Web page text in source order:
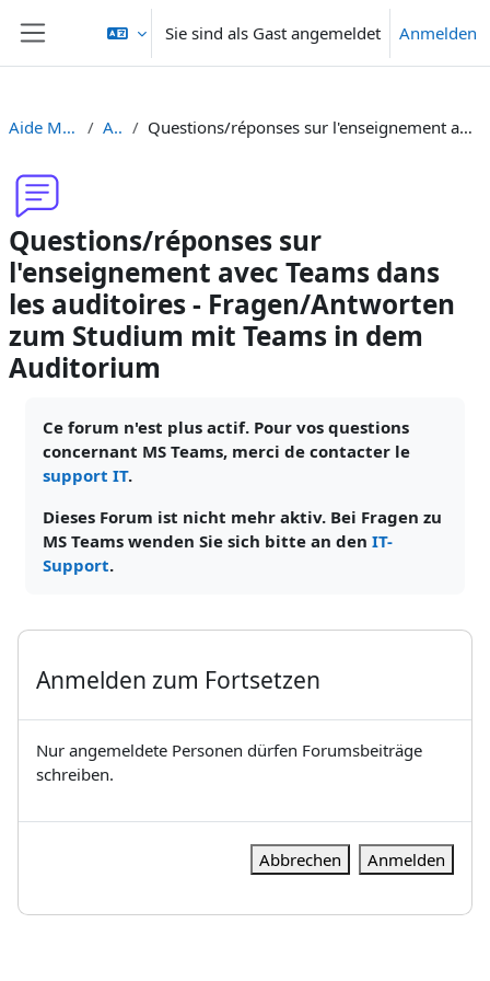
Website-Übersicht
Sie sind als Gast angemeldet Anmelden
Aide Moodle - Moodle Hilfe Allgemeines Questions/réponses sur l'enseignement avec Teams dans les auditoires - Fragen/Antworten zum Studium mit Teams in dem Auditorium
Questions/réponses sur
l'enseignement avec Teams dans
les auditoires - Fragen/Antworten
zum Studium mit Teams in dem
Auditorium
Ce forum n'est plus actif. Pour vos questions
concernant MS Teams, merci de contacter le
support IT.
Dieses Forum ist nicht mehr aktiv. Bei Fragen zu
MS Teams wenden Sie sich bitte an den IT-
Support.
Anmelden zum Fortsetzen
Nur angemeldete Personen dürfen Forumsbeiträge
schreiben.
Abbrechen Anmelden